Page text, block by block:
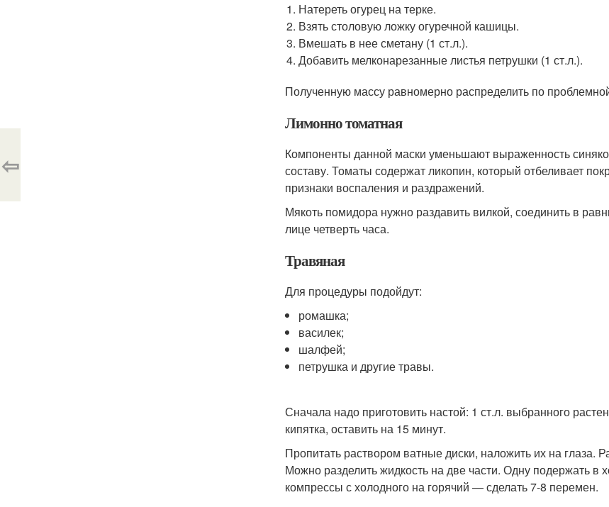
Натереть огурец на терке.
Взять столовую ложку огуречной кашицы.
Вмешать в нее сметану (1 ст.л.).
Добавить мелконарезанные листья петрушки (1 ст.л.).
Полученную массу равномерно распределить по
Лимонно томатная
Компоненты данной маски уменьшают выраженность
составу. Томаты содержат ликопин, который отбеливает
признаки воспаления и раздражений.
Мякоть помидора нужно раздавить вилкой, соединить в
лице четверть часа.
Травяная
Для процедуры подойдут:
ромашка;
василек;
шалфей;
петрушка и другие травы.
Сначала надо приготовить настой: 1 ст.л. выбранного
кипятка, оставить на 15 минут.
Пропитать раствором ватные диски, наложить их на глаза.
Можно разделить жидкость на две части. Одну подержать в
компрессы с холодного на горячий — сделать 7-8 перемен.
⇦